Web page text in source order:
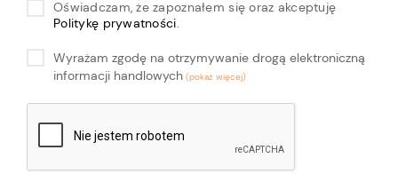
Oświadczam, że zapoznałem się oraz akceptuję
Politykę prywatności
Wyrażam zgodę na otrzymywanie drogą elektroniczną
informacji handlowych